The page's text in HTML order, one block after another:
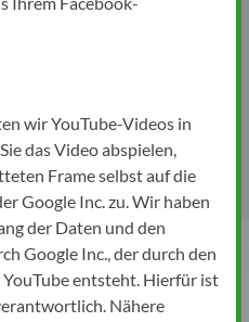
wir YouTube-Videos in
das Video abspielen,
Frame selbst auf die
Google Inc. zu. Wir haben
der Daten und den
Google Inc., der durch den
entsteht. Hierfür ist
Nähere